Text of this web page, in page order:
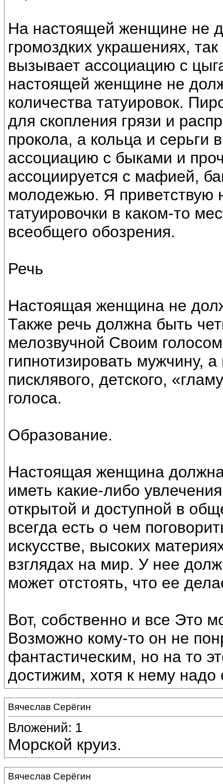
На настоящей женщине не
громоздких украшениях,
вызывает ассоциацию с
настоящей женщине не
количества татуировок.
для скопления грязи и
прокола, а кольца и серьги
ассоциацию с быками и
ассоциируется с мафией,
молодежью. Я приветствую
татуировочки в каком-то
всеобщего обозрения.
Речь
Настоящая женщина не
Также речь должна быть
мелозвучной Своим
гипнотизировать мужчину, а
писклявого, детского,
голоса.
Образование.
Настоящая женщина
иметь какие-либо
открытой и доступной в
всегда есть о чем
искусстве, высоких
взглядах на мир. У нее
может отстоять, что ее
Вот, собственно и все Это
Возможно кому-то он не
фантастическим, но на то
достижим, хотя к нему надо
Вячеслав Серёгин
Вложений: 1
Морской круиз.
Вячеслав Серёгин